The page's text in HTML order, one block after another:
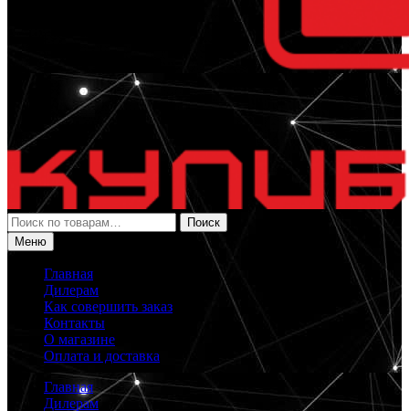
Искать:
Поиск
Меню
Главная
Дилерам
Как совершить заказ
Контакты
О магазине
Оплата и доставка
Главная
Дилерам